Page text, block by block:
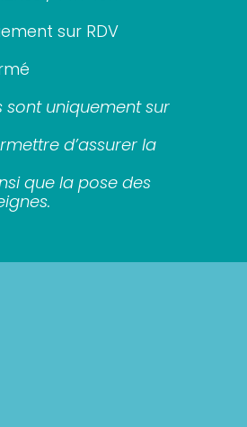
sur RDV
sont uniquement sur
d’assurer la
que la pose des